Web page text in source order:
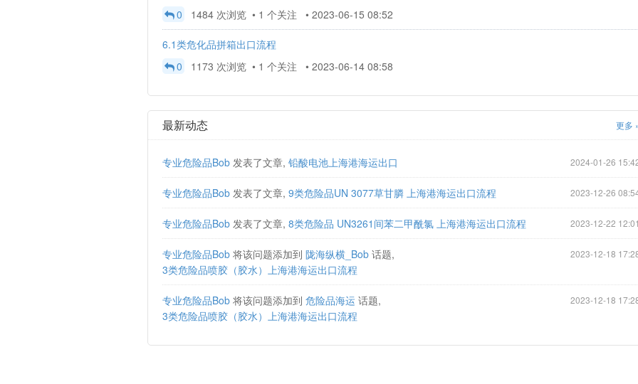
0
1484 次浏览 • 1 个关注 • 2023-06-15 08:52
6.1类危化品拼箱出口流程
0
1173 次浏览 • 1 个关注 • 2023-06-14 08:58
更多
最新动态
2024-01-26
专业危险品Bob 发表了文章, 铅酸电池上海港海运出口
2023-12-26
专业危险品Bob 发表了文章, 9类危险品UN 3077草甘膦 上海港海运出口流程
2023-12-22
专业危险品Bob 发表了文章, 8类危险品 UN3261间苯二甲酰氯 上海港海运出口流程
2023-12-18
专业危险品Bob 将该问题添加到 陇海纵横_Bob 话题,
3类危险品喷胶（胶水）上海港海运出口流程
2023-12-18
专业危险品Bob 将该问题添加到 危险品海运 话题,
3类危险品喷胶（胶水）上海港海运出口流程